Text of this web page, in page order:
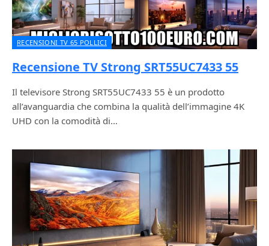
RECENSIONI TV 65 POLLICI
Recensione TV Strong SRT55UC7433 55
Il televisore Strong SRT55UC7433 55 è un prodotto
all’avanguardia che combina la qualità dell’immagine 4K
UHD con la comodità di…